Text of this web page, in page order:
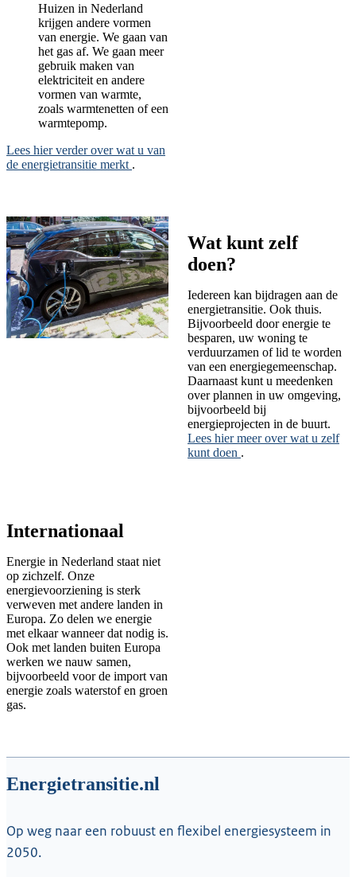
Huizen in Nederland
krijgen andere vormen
van energie. We gaan van
het gas af. We gaan meer
gebruik maken van
elektriciteit en andere
vormen van warmte,
zoals warmtenetten of een
warmtepomp.
Lees hier verder over wat u van
de energietransitie merkt .
Wat kunt zelf
doen?
Iedereen kan bijdragen aan de
energietransitie. Ook thuis.
Bijvoorbeeld door energie te
besparen, uw woning te
verduurzamen of lid te worden
van een energiegemeenschap.
Daarnaast kunt u meedenken
over plannen in uw omgeving,
bijvoorbeeld bij
energieprojecten in de buurt.
Lees hier meer over wat u zelf
kunt doen .
Internationaal
Energie in Nederland staat niet
op zichzelf. Onze
energievoorziening is sterk
verweven met andere landen in
Europa. Zo delen we energie
met elkaar wanneer dat nodig is.
Ook met landen buiten Europa
werken we nauw samen,
bijvoorbeeld voor de import van
energie zoals waterstof en groen
gas.
Energietransitie.nl
Op weg naar een robuust en flexibel energiesysteem in
2050.